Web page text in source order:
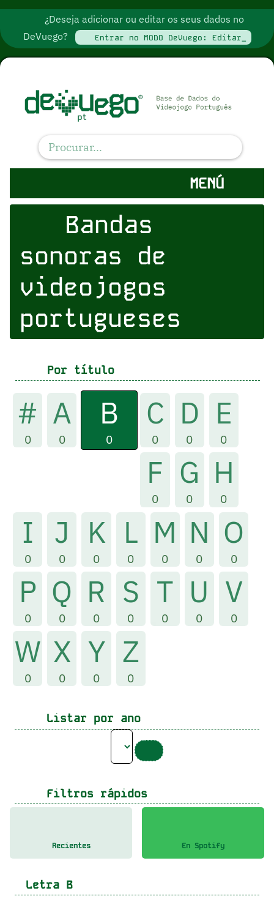
¿Deseja adicionar ou editar os seus dados no
DeVuego?
Entrar no MODO DeVuego: Editar_
MENÚ
Bandas
sonoras de
videojogos
portugueses
Por título
#
0
A
0
B
0
C
0
D
0
E
0
F
0
G
0
H
0
I
0
J
0
K
0
L
0
M
0
N
0
O
0
P
0
Q
0
R
0
S
0
T
0
U
0
V
0
W
0
X
0
Y
0
Z
0
Listar por ano
Filtros rápidos
Recientes En Spotify
Letra B